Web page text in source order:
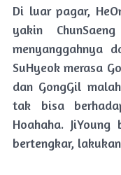
Di luar pagar,
yakin
menyanggahnya
SuHyeok merasa
dan GongGil
tak bisa
Hoahaha.
bertengkar,